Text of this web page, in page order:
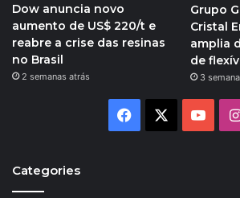
Dow anuncia novo
aumento de US$ 220/t e
reabre a crise das resinas
no Brasil
2 semanas atrás
Grupo
Cristal
amplia
de
3
Facebook
Categories